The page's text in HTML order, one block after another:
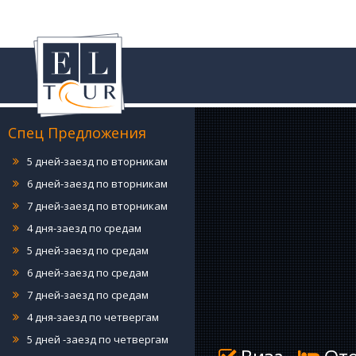
Спец Предложения
5 дней-заезд по понедельникам
6 дней-заезд по понедельникам
7 дней-заезд по понедельникам
4 дня-заезд по вторникам
5 дней-заезд по вторникам
6 дней-заезд по вторникам
7 дней-заезд по вторникам
4 дня-заезд по средам
5 дней-заезд по средам
6 дней-заезд по средам
7 дней-заезд по средам
4 дня-заезд по четвергам
5 дней -заезд по четвергам
6 дней-заезд по четвергам